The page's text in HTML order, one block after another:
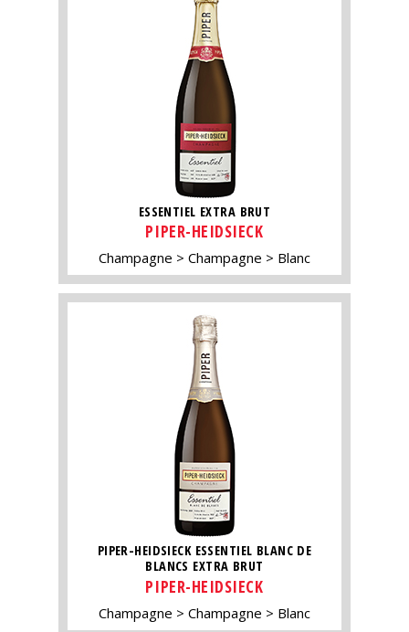
ESSENTIEL EXTRA BRUT
PIPER-HEIDSIECK
Champagne Champagne Blanc
PIPER-HEIDSIECK ESSENTIEL BLANC DE
BLANCS EXTRA BRUT
PIPER-HEIDSIECK
Champagne Champagne Blanc